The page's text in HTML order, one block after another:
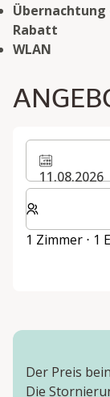
Übernachtung
Rabatt
WLAN
11.08.2026
Wählen Sie
1 Zimmer ⋅ 1
Der Preis
Die